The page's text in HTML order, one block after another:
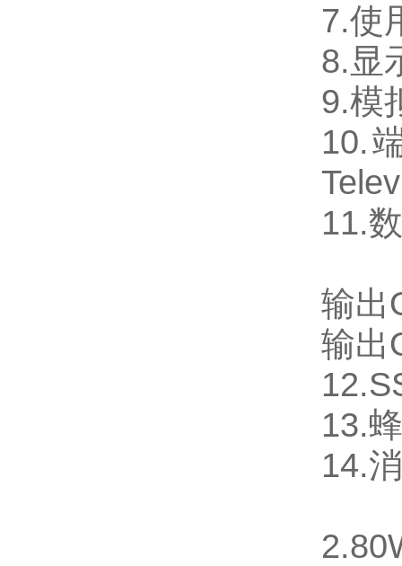
7.使
8.显
9.模
10.
11.
输出
输出
13.
14.